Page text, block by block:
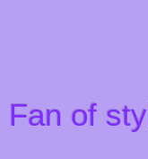
Fan of